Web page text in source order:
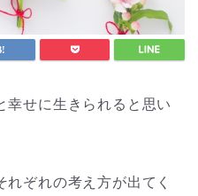
幸せに生きられると思い
ぞれの考え方が出てく